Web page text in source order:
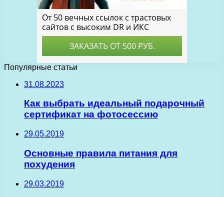
Популярные статьи
31.08.2023
Как выбрать идеальный подарочный
сертификат на фотосессию
29.05.2019
Основные правила питания для
похудения
29.03.2019